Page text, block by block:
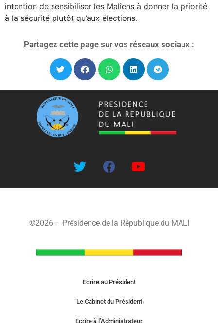
intention de sensibiliser les Maliens à donner la priorité
à la sécurité plutôt qu’aux élections.
Partagez cette page sur vos réseaux sociaux :
©2026 – Présidence de la République du MALI
Ecrire au Président
Le Cabinet du Président
Ecrire à l’Administrateur